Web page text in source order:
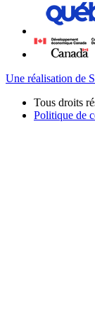
Une réalisation de
Tous droits
Politique de